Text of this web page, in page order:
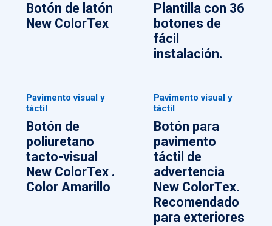
Botón de latón
New ColorTex
Plantilla con 36
botones de
fácil
instalación.
Pavimento visual y
táctil
Botón de
poliuretano
tacto-visual
New ColorTex .
Color Amarillo
Pavimento visual y
táctil
Botón para
pavimento
táctil de
advertencia
New ColorTex.
Recomendado
para exteriores